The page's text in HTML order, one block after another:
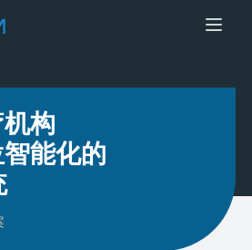
构
能化的